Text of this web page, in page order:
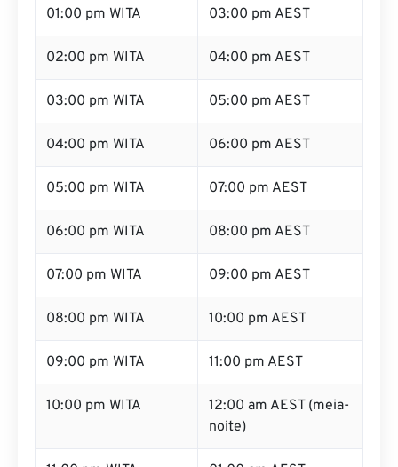
01:00 pm WITA 03:00 pm AEST
02:00 pm WITA 04:00 pm AEST
03:00 pm WITA 05:00 pm AEST
04:00 pm WITA 06:00 pm AEST
05:00 pm WITA 07:00 pm AEST
06:00 pm WITA 08:00 pm AEST
07:00 pm WITA 09:00 pm AEST
08:00 pm WITA 10:00 pm AEST
09:00 pm WITA 11:00 pm AEST
10:00 pm WITA
12:00 am AEST (meia-
noite)